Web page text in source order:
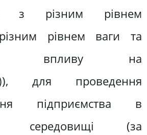
з різним рівнем
рівнем ваги та
впливу на
для проведення
підприємства в
середовищі (за